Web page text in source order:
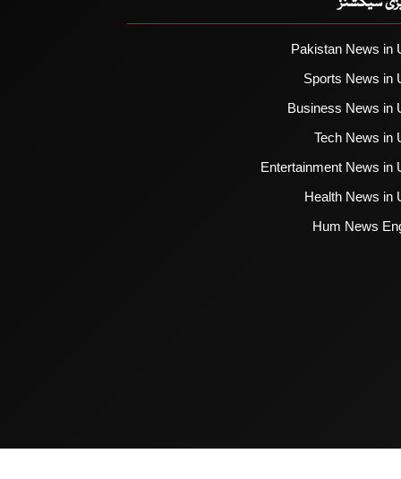
Pakistan News in
Sports News in
Business News in
Tech News in
Entertainment News in
Health News in
Hum News